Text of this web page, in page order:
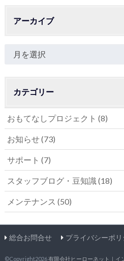
アーカイブ
カテゴリー
おもてなしプロジェクト (8)
お知らせ(73)
サポート (7)
スタッフブログ・豆知識(18)
メンテナンス (50)
総合お問合せ プライバシーポリ
©Copyright2026有限会社ヒーローネット｜イ